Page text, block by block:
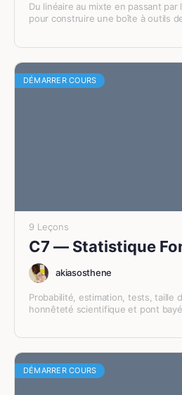
Du linéaire au mixte en passant par
pour construire une boîte à outils
DÉMARRER COURS
9 Leçons
C7 — Statistique
akiasosthene
Probabilité, estimation, tests, taille
honnêteté scientifique et pont
DÉMARRER COURS